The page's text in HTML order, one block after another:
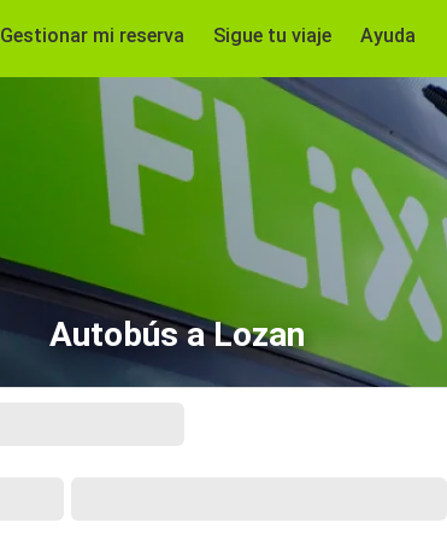
Gestionar mi reserva Sigue tu viaje Ayuda
Autobús a Lozan